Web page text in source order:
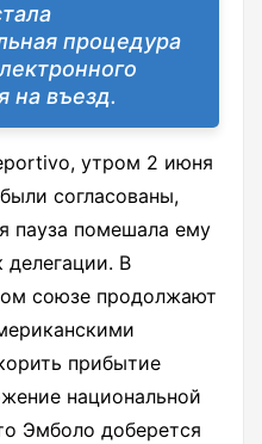
процедура
на въезд.
утром 2 июня
согласованы,
пауза помешала ему
делегации. В
союзе продолжают
прибытие
национальной
Эмболо доберется